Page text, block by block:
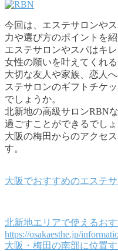
今回は、エステサロンや
力や選び方のポイントを紹
エステサロンやスパはキ
女性の願いを叶えてくれ
大切な友人や家族、恋人
ステサロンのギフトチケ
でしょうか。
北新地の高級サロンRBN
過ごすことができるでしょ
大阪の梅田からのアクセ
す。
大阪でおすすめのエステ
北新地エリアで使えるお
https://osakaesthe.jp/
大阪・梅田の南部に位置